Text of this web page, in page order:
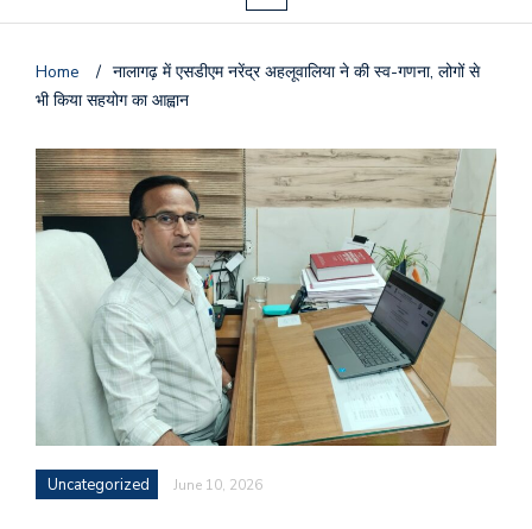
Home / नालागढ़ में एसडीएम नरेंद्र अहलूवालिया ने की स्व-गणना, लोगों से
भी किया सहयोग का आह्वान
Uncategorized June 10, 2026